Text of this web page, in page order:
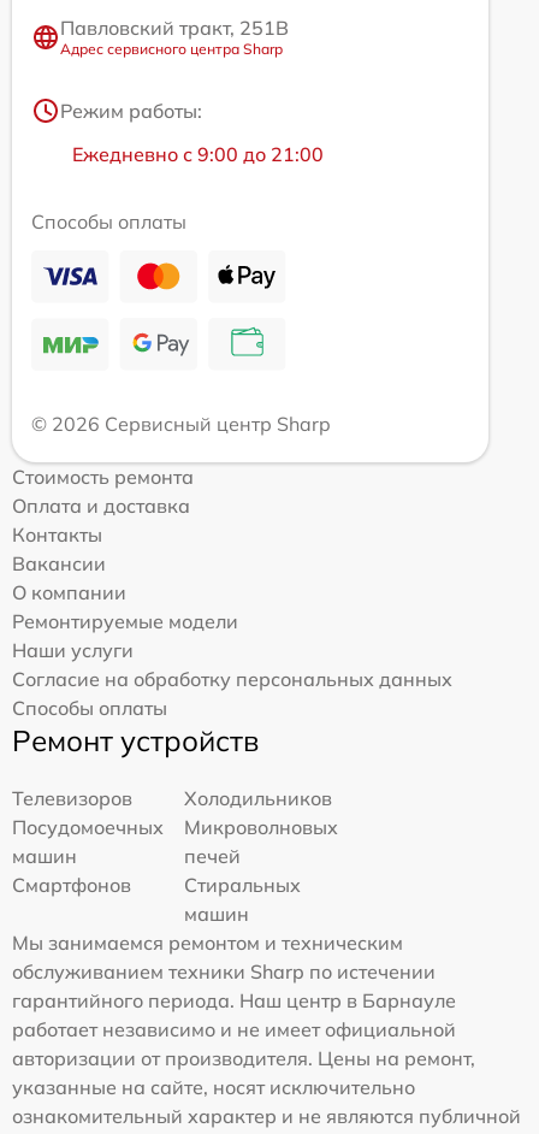
Павловский тракт, 251В
Адрес сервисного центра Sharp
Режим работы:
Ежедневно с 9:00 до 21:00
Способы оплаты
© 2026 Сервисный центр Sharp
Стоимость ремонта
Оплата и доставка
Контакты
Вакансии
О компании
Ремонтируемые модели
Наши услуги
Согласие на обработку персональных данных
Способы оплаты
Ремонт устройств
Телевизоров
Холодильников
Посудомоечных
машин
Микроволновых
печей
Смартфонов
Стиральных
машин
Мы занимаемся ремонтом и техническим
обслуживанием техники Sharp по истечении
гарантийного периода. Наш центр в Барнауле
работает независимо и не имеет официальной
авторизации от производителя. Цены на ремонт,
указанные на сайте, носят исключительно
ознакомительный характер и не являются публичной